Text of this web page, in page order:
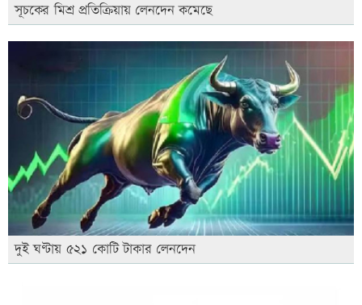
সূচকের মিশ্র প্রতিক্রিয়ায় লেনদেন কমেছে
দুই ঘণ্টায় ৫২১ কোটি টাকার লেনদেন